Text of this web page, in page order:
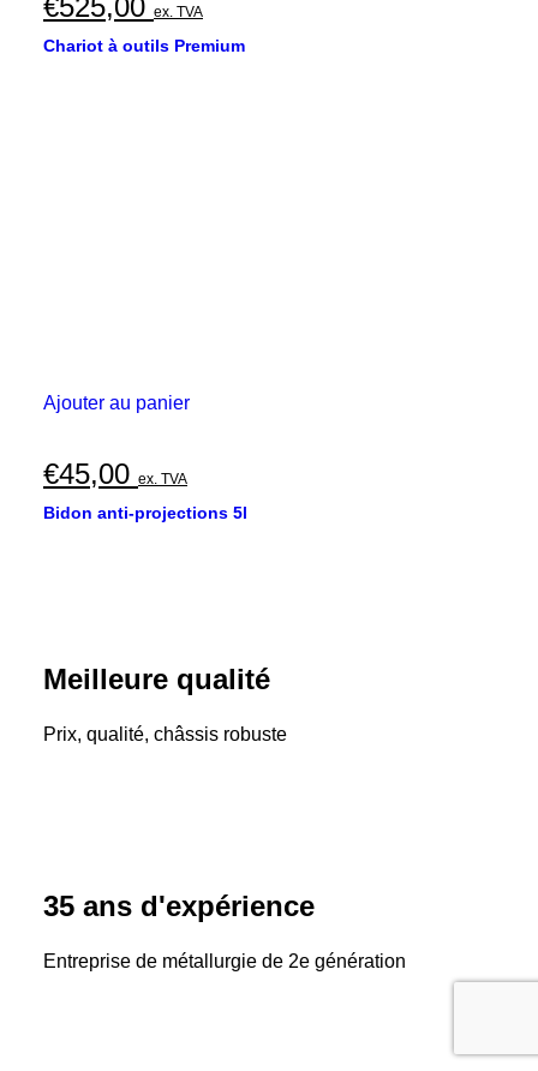
€525,00 ex. TVA
Chariot à outils Premium
Ajouter au panier
€45,00 ex. TVA
Bidon anti-projections 5l
Meilleure qualité
Prix, qualité, châssis robuste
35 ans d'expérience
Entreprise de métallurgie de 2e génération